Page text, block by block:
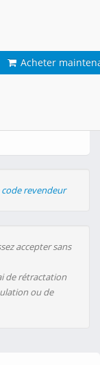
Acheter
revendeur
accepter sans
de rétractation
ou de